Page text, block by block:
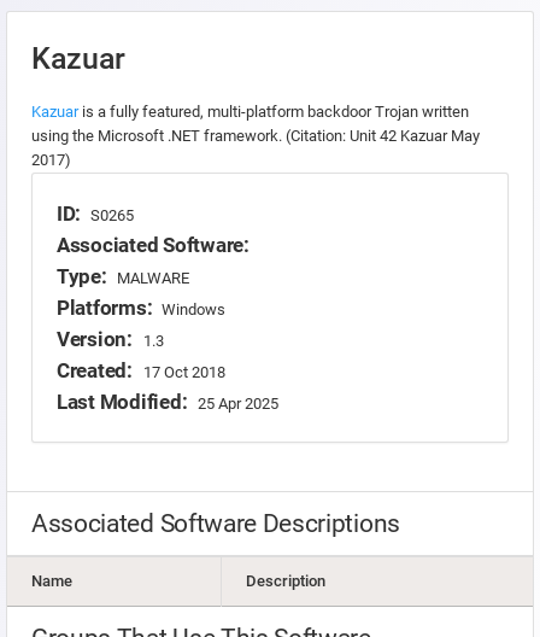
Kazuar
Kazuaris a fully featured, multi-platform backdoor Trojan written
using the Microsoft .NET framework. (Citation: Unit 42 Kazuar May
2017)
ID: S0265
Associated Software:
Type:
MALWARE
Platforms: Windows
Version: 1.3
Created: 17 Oct 2018
Last Modified: 25 Apr 2025
Associated Software Descriptions
Name Description